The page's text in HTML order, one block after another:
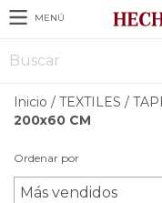
MENÚ
Inicio / TEXTILES /
200x60 CM
Ordenar por